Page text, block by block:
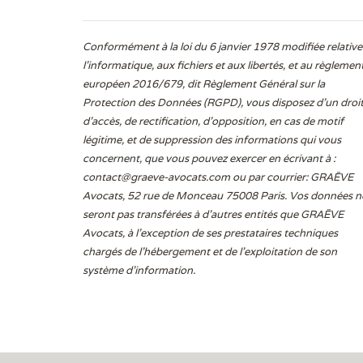
Conformément à la loi du 6 janvier 1978 modifiée
l'informatique, aux fichiers et aux libertés, et au
européen 2016/679, dit Règlement Général sur la
Protection des Données (RGPD), vous disposez d’un droit
d’accès, de rectification, d’opposition, en cas de motif
légitime, et de suppression des informations qui vous
concernent, que vous pouvez exercer en écrivant à :
contact@graeve-avocats.com ou par courrier: GRAËVE
Avocats, 52 rue de Monceau 75008 Paris. Vos données
seront pas transférées à d’autres entités que GRAËVE
Avocats, à l’exception de ses prestataires techniques
chargés de l’hébergement et de l’exploitation de son
système d’information.